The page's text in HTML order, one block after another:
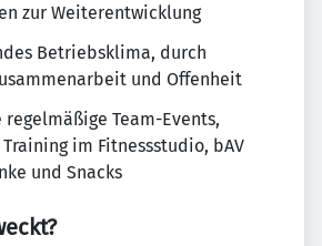
zur Weiterentwicklung
Betriebsklima, durch
und Offenheit
regelmäßige Team-Events,
im Fitnessstudio, bAV
und Snacks